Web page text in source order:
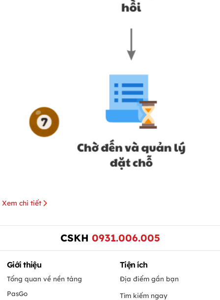
Xem chi tiết
CSKH 0931.006.005
Giới thiệu
Tổng quan về nền tảng
PasGo
Tiện ích
Địa điểm gần bạn
Tìm kiếm ngay